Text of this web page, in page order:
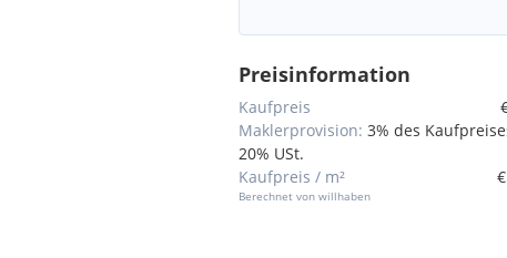
Preisinformation
Kaufpreis
Maklerprovision: 3% des
20% USt.
Kaufpreis / m²
Berechnet von willhaben